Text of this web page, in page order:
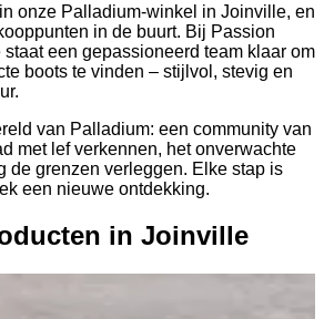
onze Palladium-winkel in Joinville, en
in de buurt. Bij Passion
een gepassioneerd team klaar om
boots te vinden – stijlvol, stevig en
van Palladium: een community van
met lef verkennen, het onverwachte
de grenzen verleggen. Elke stap is
een nieuwe ontdekking.
in Joinville